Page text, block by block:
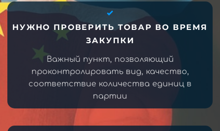
НУЖНО ПРОВЕРИТЬ ТОВАР ВО ВРЕМЯ
ЗАКУПКИ
Важный пункт, позволяющий
проконтролировать вид, качество,
соответствие количества единиц в
партии